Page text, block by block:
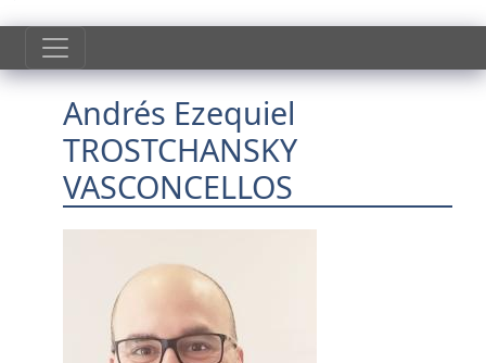
Andrés Ezequiel
TROSTCHANSKY
VASCONCELLOS